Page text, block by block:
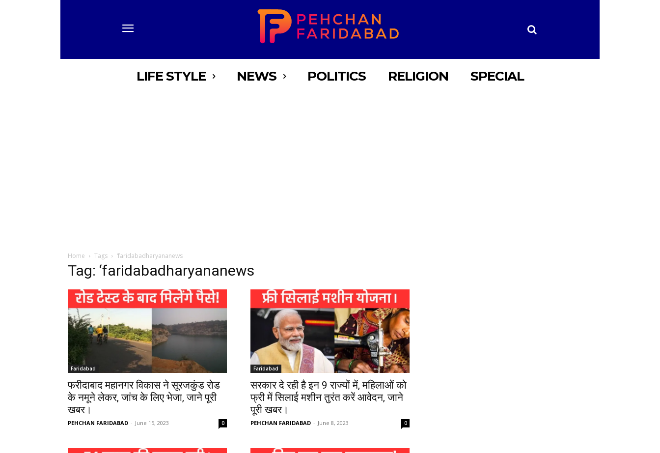
LIFE STYLE NEWS POLITICS RELIGION SPECIAL
Home Tags ‘faridabadharyananews
Tag: ‘faridabadharyananews
Faridabad
फरीदाबाद महानगर विकास ने सूरजकुंड रोड
के नमूने लेकर, जांच के लिए भेजा, जाने पूरी
खबर।
PEHCHAN FARIDABAD - June 15, 2023 0
Faridabad
सरकार दे रही है इन 9 राज्यों में, महिलाओं को
फ्री में सिलाई मशीन तुरंत करें आवेदन, जाने
पूरी खबर।
PEHCHAN FARIDABAD - June 8, 2023 0